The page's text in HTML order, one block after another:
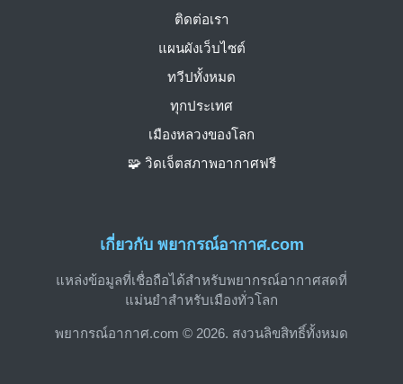
เกี่ยวกับ พยากรณ์อากาศ.com
แหล่งข้อมูลที่เชื่อถือได้สำหรับพยากรณ์อากาศสดที่
แม่นยำสำหรับเมืองทั่วโลก
พยากรณ์อากาศ.com © 2026. สงวนลิขสิทธิ์ทั้งหมด
ติดต่อเรา
แผนผังเว็บไซต์
ทวีปทั้งหมด
ทุกประเทศ
เมืองหลวงของโลก
🧩 วิดเจ็ตสภาพอากาศฟรี